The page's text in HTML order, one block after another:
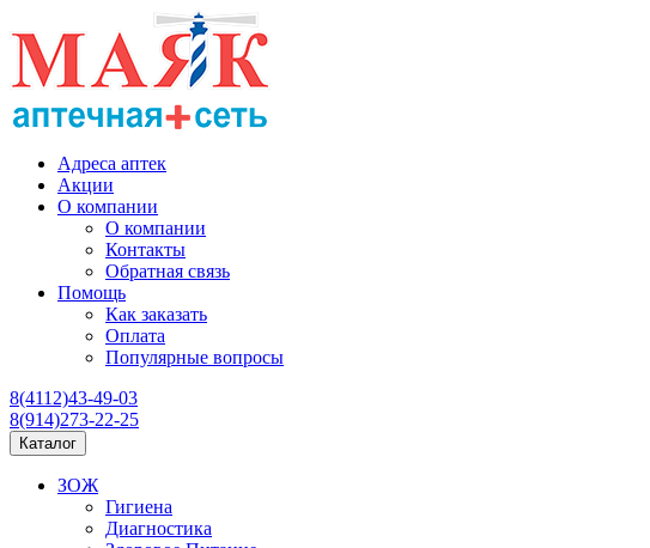
Адреса аптек
Акции
О компании
О компании
Контакты
Обратная связь
Помощь
Как заказать
Оплата
Популярные вопросы
8(4112)43-49-03
8(914)273-22-25
Каталог
ЗОЖ
Гигиена
Диагностика